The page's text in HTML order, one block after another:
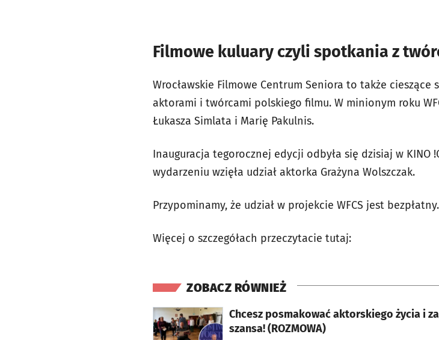
Filmowe kuluary czyli spotkania z
Wrocławskie Filmowe Centrum Seniora to także
aktorami i twórcami polskiego filmu. W minionym roku
Łukasza Simlata i Marię Pakulnis.
Inauguracja tegorocznej edycji odbyła się dzisiaj w KINO
wydarzeniu wzięła udział aktorka Grażyna Wolszczak.
Przypominamy, że udział w projekcie WFCS jest bezpłatny.
Więcej o szczegółach przeczytacie tutaj:
ZOBACZ RÓWNIEŻ
Chcesz posmakować aktorskiego życia i
szansa! (ROZMOWA)
otworzy się w nowej karcie